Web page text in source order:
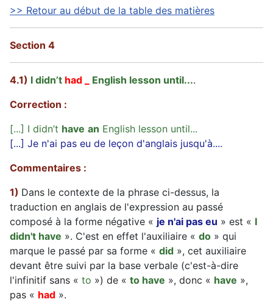
>> Retour au début de la table des matières
Section 4
4.1) I didn’t had English lesson until....
Correction :
[...] I didn’t have an English lesson until...
[...] Je n'ai pas eu de leçon d'anglais jusqu'à....
Commentaires :
1) Dans le contexte de la phrase ci-dessus, la
traduction en anglais de l'expression au passé
composé à la forme négative « je n'ai pas eu » est « I
didn't have ». C'est en effet l'auxiliaire « do » qui
marque le passé par sa forme « did », cet auxiliaire
devant être suivi par la base verbale (c'est-à-dire
l'infinitif sans « to ») de « to have », donc « have »,
pas « had ».